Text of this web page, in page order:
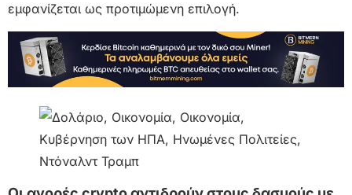
εμφανίζεται ως προτιμώμενη επιλογή.